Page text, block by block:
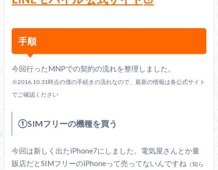
手順
今回行ったMNPでの契約の流れを整理しました。
※2016.10.31時点の僕の手続きの流れなので、最新の情報は各公式サイト
でご確認ください
①SIMフリーの機種を買う
今回は新しく出たiPhone7にしました。電気屋さんとか量
販店だとSIMフリーのiPhoneって売ってないんですね （知ら